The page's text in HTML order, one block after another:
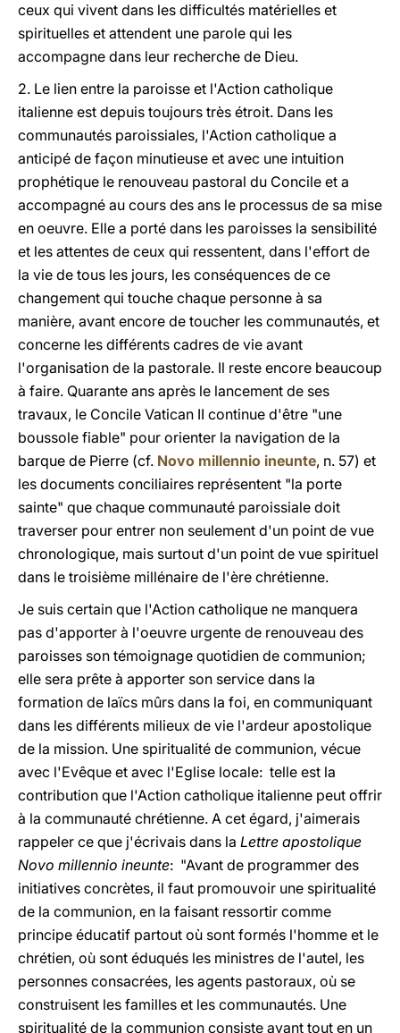
ceux qui vivent dans les difficultés matérielles et
spirituelles et attendent une parole qui les
accompagne dans leur recherche de Dieu.
2. Le lien entre la paroisse et l'Action catholique
italienne est depuis toujours très étroit. Dans les
communautés paroissiales, l'Action catholique a
anticipé de façon minutieuse et avec une intuition
prophétique le renouveau pastoral du Concile et a
accompagné au cours des ans le processus de sa mise
en oeuvre. Elle a porté dans les paroisses la sensibilité
et les attentes de ceux qui ressentent, dans l'effort de
la vie de tous les jours, les conséquences de ce
changement qui touche chaque personne à sa
manière, avant encore de toucher les communautés, et
concerne les différents cadres de vie avant
l'organisation de la pastorale. Il reste encore beaucoup
à faire. Quarante ans après le lancement de ses
travaux, le Concile Vatican II continue d'être "une
boussole fiable" pour orienter la navigation de la
barque de Pierre (cf. Novo millennio ineunte, n. 57) et
les documents conciliaires représentent "la porte
sainte" que chaque communauté paroissiale doit
traverser pour entrer non seulement d'un point de vue
chronologique, mais surtout d'un point de vue spirituel
dans le troisième millénaire de l'ère chrétienne.
Je suis certain que l'Action catholique ne manquera
pas d'apporter à l'oeuvre urgente de renouveau des
paroisses son témoignage quotidien de communion;
elle sera prête à apporter son service dans la
formation de laïcs mûrs dans la foi, en communiquant
dans les différents milieux de vie l'ardeur apostolique
de la mission. Une spiritualité de communion, vécue
avec l'Evêque et avec l'Eglise locale: telle est la
contribution que l'Action catholique italienne peut offrir
à la communauté chrétienne. A cet égard, j'aimerais
rappeler ce que j'écrivais dans la Lettre apostolique
Novo millennio ineunte: "Avant de programmer des
initiatives concrètes, il faut promouvoir une spiritualité
de la communion, en la faisant ressortir comme
principe éducatif partout où sont formés l'homme et le
chrétien, où sont éduqués les ministres de l'autel, les
personnes consacrées, les agents pastoraux, où se
construisent les familles et les communautés. Une
spiritualité de la communion consiste avant tout en un